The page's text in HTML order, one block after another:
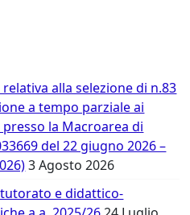
alla selezione di n.83
a tempo parziale ai
presso la Macroarea di
del 22 giugno 2026 –
3 Agosto 2026
e didattico-